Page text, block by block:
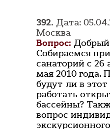
392. Дата:
Москва
Вопрос:
Собираемся
санаторий с 26
мая 2010 года.
будут ли в
работать
бассейны?
вопрос